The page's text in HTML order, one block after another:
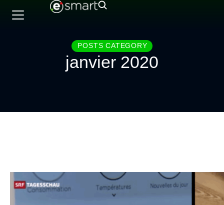
POSTS CATEGORY
janvier 2020